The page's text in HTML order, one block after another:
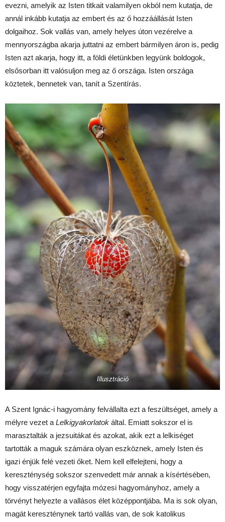
evezni, amelyik az Isten titkait valamilyen okból nem kutatja, de
annál inkább kutatja az embert és az ő hozzáállását Isten
dolgaihoz. Sok vallás van, amely helyes úton vezérelve a
mennyországba akarja juttatni az embert bármilyen áron is, pedig
Isten azt akarja, hogy itt, a földi életünkben legyünk boldogok,
elsősorban itt valósuljon meg az ő országa. Isten országa
köztetek, bennetek van, tanít a Szentírás.
Illusztráció
A Szent Ignác-i hagyomány felvállalta ezt a feszültséget, amely a
mélyre vezet a Lelkigyakorlatok által. Emiatt sokszor el is
marasztalták a jezsuitákat és azokat, akik ezt a lelkiséget
tartották a maguk számára olyan eszköznek, amely Isten és
igazi énjük felé vezeti őket. Nem kell elfelejteni, hogy a
kereszténység sokszor szenvedett már annak a kísértésében,
hogy visszatérjen egyfajta mózesi hagyományhoz, amely a
törvényt helyezte a vallásos élet középpontjába. Ma is sok olyan,
magát kereszténynek tartó vallás van, de sok katolikus